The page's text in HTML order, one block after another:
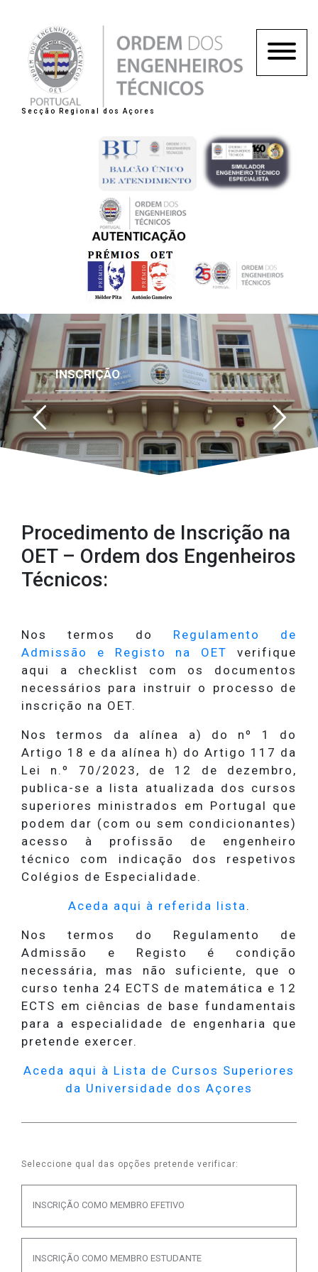
Secção Regional dos Açores
INSCRIÇÃO
Procedimento de Inscrição na
OET – Ordem dos Engenheiros
Técnicos:
Nos termos do Regulamento de
Admissão e Registo na OET
verifique
aqui a checklist com os documentos
necessários para instruir o processo de
inscrição na OET.
Nos termos da alínea a) do nº 1 do
Artigo 18 e da alínea h) do Artigo 117 da
Lei n.º 70/2023, de 12 de dezembro,
publica-se a lista atualizada dos cursos
superiores ministrados em Portugal que
podem dar (com ou sem condicionantes)
acesso à profissão de engenheiro
técnico com indicação dos respetivos
Colégios de Especialidade.
Aceda aqui à referida lista .
Nos termos do Regulamento de
Admissão e Registo é condição
necessária, mas não suficiente, que o
curso tenha 24 ECTS de matemática e 12
ECTS em ciências de base fundamentais
para a especialidade de engenharia que
pretende exercer.
Aceda aqui à Lista de Cursos Superiores
da Universidade dos Açores
Seleccione qual das opções pretende verificar:
INSCRIÇÃO COMO MEMBRO EFETIVO
INSCRIÇÃO COMO MEMBRO ESTUDANTE